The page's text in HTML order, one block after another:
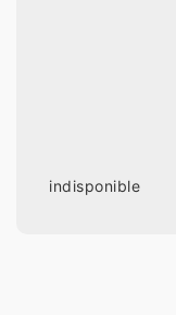
indisponible